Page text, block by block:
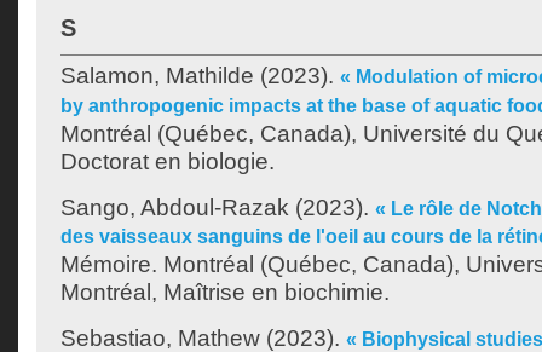
S
Salamon, Mathilde (2023). « Modulation of
by anthropogenic impacts at the base of aquatic
Montréal (Québec, Canada), Université du
Doctorat en biologie.
Sango, Abdoul-Razak (2023). « Le rôle de
des vaisseaux sanguins de l'oeil au cours de la
Mémoire. Montréal (Québec, Canada),
Montréal, Maîtrise en biochimie.
Sebastiao, Mathew (2023). « Biophysical